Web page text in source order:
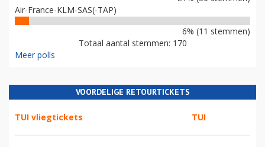
Air-France-KLM-SAS(-TAP)
6% (11 stemmen)
Totaal aantal stemmen: 170
Meer polls
VOORDELIGE RETOURTICKETS
TUI vliegtickets TUI